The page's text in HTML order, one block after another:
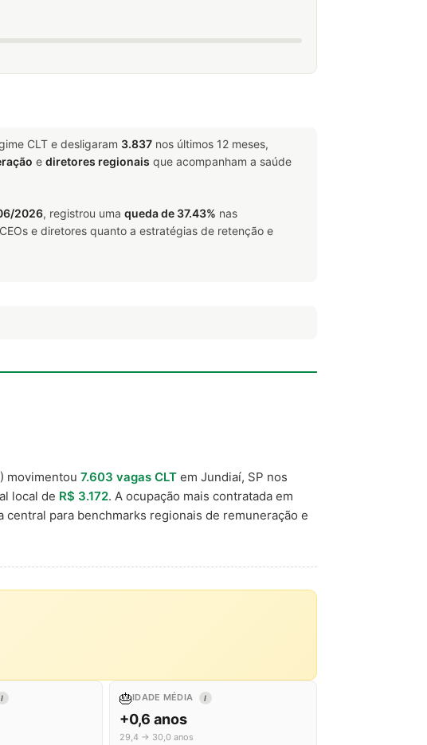
CLT e desligaram 3.837 nos últimos 12 meses,
e diretores regionais que acompanham a saúde
2026, registrou uma queda de 37.43% nas
e diretores quanto a estratégias de retenção e
movimentou 7.603 vagas CLT em Jundiaí, SP nos
local de R$ 3.172. A ocupação mais contratada em
para benchmarks regionais de remuneração e
I 🎂IDADE MÉDIA I
+0,6 anos
29,4 → 30,0 anos